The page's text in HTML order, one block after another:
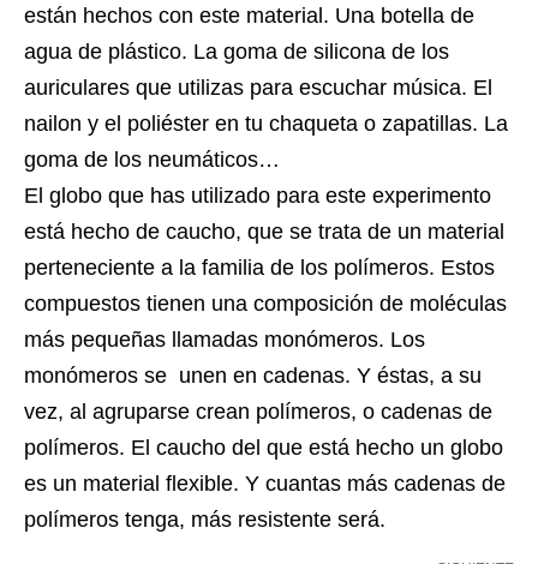
están hechos con este material. Una botella de
agua de plástico. La goma de silicona de los
auriculares que utilizas para escuchar música. El
nailon y el poliéster en tu chaqueta o zapatillas. La
goma de los neumáticos…
El globo que has utilizado para este experimento
está hecho de caucho, que se trata de un material
perteneciente a la familia de los polímeros. Estos
compuestos tienen una composición de moléculas
más pequeñas llamadas monómeros. Los
monómeros se unen en cadenas. Y éstas, a su
vez, al agruparse crean polímeros, o cadenas de
polímeros. El caucho del que está hecho un globo
es un material flexible. Y cuantas más cadenas de
polímeros tenga, más resistente será.